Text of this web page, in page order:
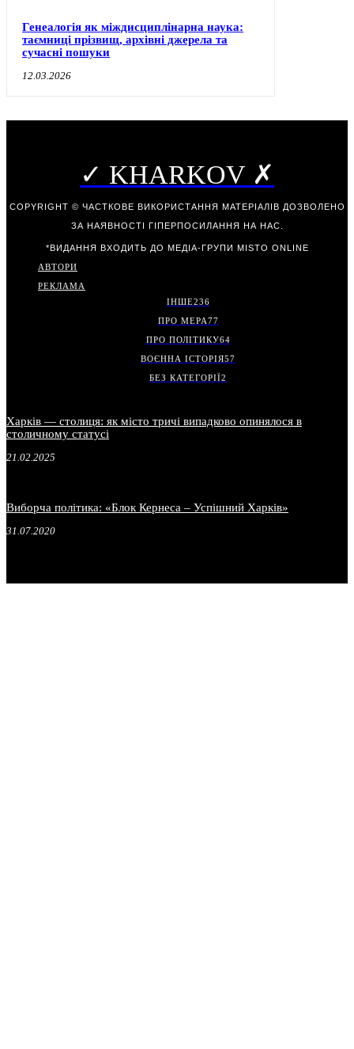
Генеалогія як міждисциплінарна наука:
таємниці прізвищ, архівні джерела та
сучасні пошуки
12.03.2026
✓ KHARKOV ✗
COPYRIGHT © ЧАСТКОВЕ ВИКОРИСТАННЯ МАТЕРІАЛІВ ДОЗВОЛЕНО
ЗА НАЯВНОСТІ ГІПЕРПОСИЛАННЯ НА НАС.
*ВИДАННЯ ВХОДИТЬ ДО МЕДІА-ГРУПИ MISTO ONLINE
АВТОРИ
РЕКЛАМА
ІНШЕ236
ПРО МЕРА77
ПРО ПОЛІТИКУ64
ВОЄННА ІСТОРІЯ57
БЕЗ КАТЕГОРІЇ2
Харків — столиця: як місто тричі випадково опинялося в
столичному статусі
21.02.2025
Виборча політика: «Блок Кернеса – Успішний Харків»
31.07.2020